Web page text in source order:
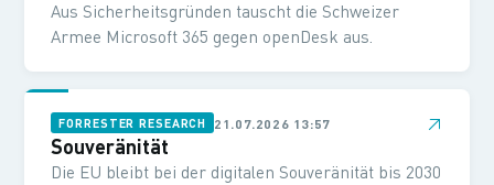
Aus Sicherheitsgründen tauscht die Schweizer
Armee Microsoft 365 gegen openDesk aus.
FORRESTER RESEARCH 21.07.2026 13:57 ↗
Souveränität
Die EU bleibt bei der digitalen Souveränität bis 2030